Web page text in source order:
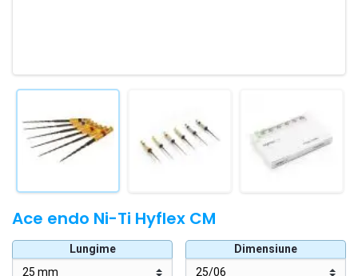
Ace endo Ni-Ti Hyflex CM
Lungime Dimensiune